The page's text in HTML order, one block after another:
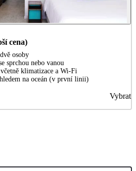
cena)
osoby
sprchou nebo vanou
klimatizace a Wi-Fi
na oceán (v první linii)
Vybrat